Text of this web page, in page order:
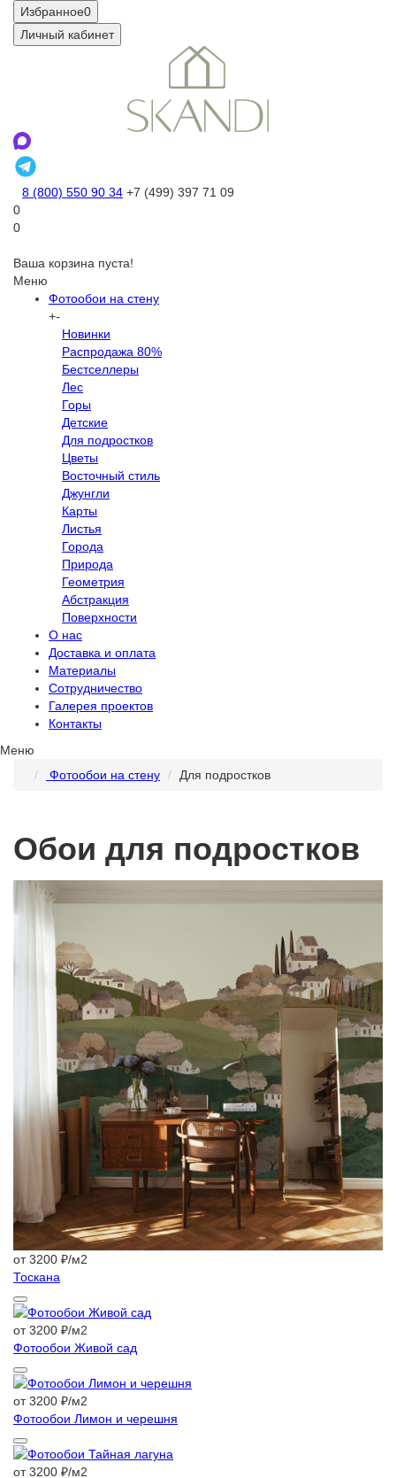
Избранное0
Личный кабинет
8 (800) 550 90 34 +7 (499) 397 71 09
0
0
Ваша корзина пуста!
Меню
Фотообои на стену
+-
Новинки
Распродажа 80%
Бестселлеры
Лес
Горы
Детские
Для подростков
Цветы
Восточный стиль
Джунгли
Карты
Листья
Города
Природа
Геометрия
Абстракция
Поверхности
О нас
Доставка и оплата
Материалы
Сотрудничество
Галерея проектов
Контакты
Меню
Фотообои на стену
Для подростков
Обои для подростков
от 3200 ₽/м2
Тоскана
от 3200 ₽/м2
Фотообои Живой сад
от 3200 ₽/м2
Фотообои Лимон и черешня
от 3200 ₽/м2